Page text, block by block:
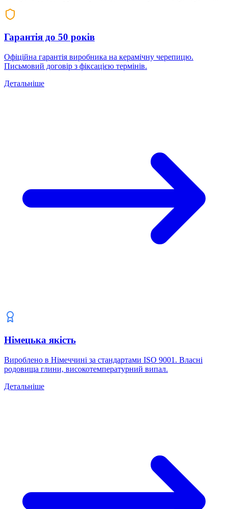
Гарантія до 50 років
Офіційна гарантія виробника на керамічну черепицю.
Письмовий договір з фіксацією термінів.
Детальніше
Німецька якість
Вироблено в Німеччині за стандартами ISO 9001. Власні
родовища глини, високотемпературний випал.
Детальніше